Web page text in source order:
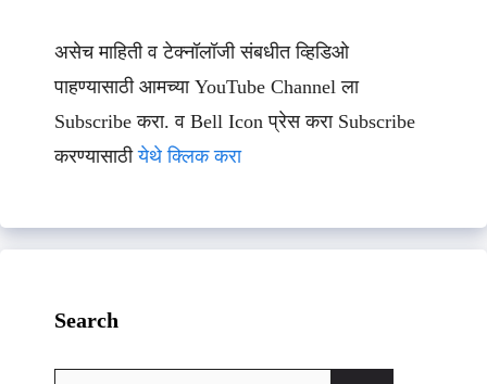
असेच माहिती व टेक्नॉलॉजी संबधीत व्हिडिओ
पाहण्यासाठी आमच्या YouTube Channel ला
Subscribe करा. व Bell Icon प्रेस करा Subscribe
करण्यासाठीयेथे क्लिक करा
Search